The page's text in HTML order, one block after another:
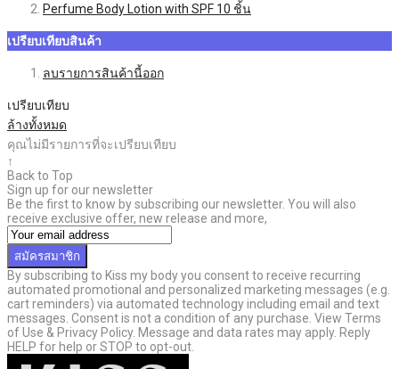
Perfume Body Lotion with SPF 10 ชิ้น
เปรียบเทียบสินค้า
ลบรายการสินค้านี้ออก
เปรียบเทียบ
ล้างทั้งหมด
คุณไม่มีรายการที่จะเปรียบเทียบ
↑
Back to Top
Sign up for our newsletter
Be the first to know by subscribing our newsletter. You will also
receive exclusive offer, new release and more,
สมัครสมาชิก
By subscribing to Kiss my body you consent to receive recurring
automated promotional and personalized marketing messages (e.g.
cart reminders) via automated technology including email and text
messages. Consent is not a condition of any purchase. View Terms
of Use & Privacy Policy. Message and data rates may apply. Reply
HELP for help or STOP to opt-out.